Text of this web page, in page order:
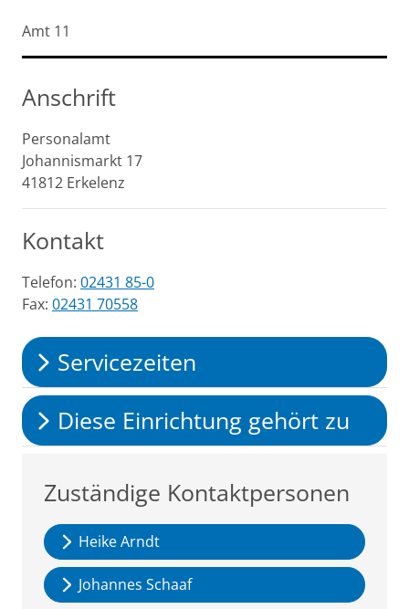
Kurzbezeichnung
Amt 11
Anschrift
Personalamt
Johannismarkt 17
41812 Erkelenz
Kontakt
Telefon: 02431 85-0
Fax: 02431 70558
Servicezeiten
Diese Einrichtung gehört zu
Zuständige Kontaktpersonen
Heike Arndt
Johannes Schaaf